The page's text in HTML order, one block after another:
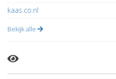
kaas.co.nl
Bekijk alle